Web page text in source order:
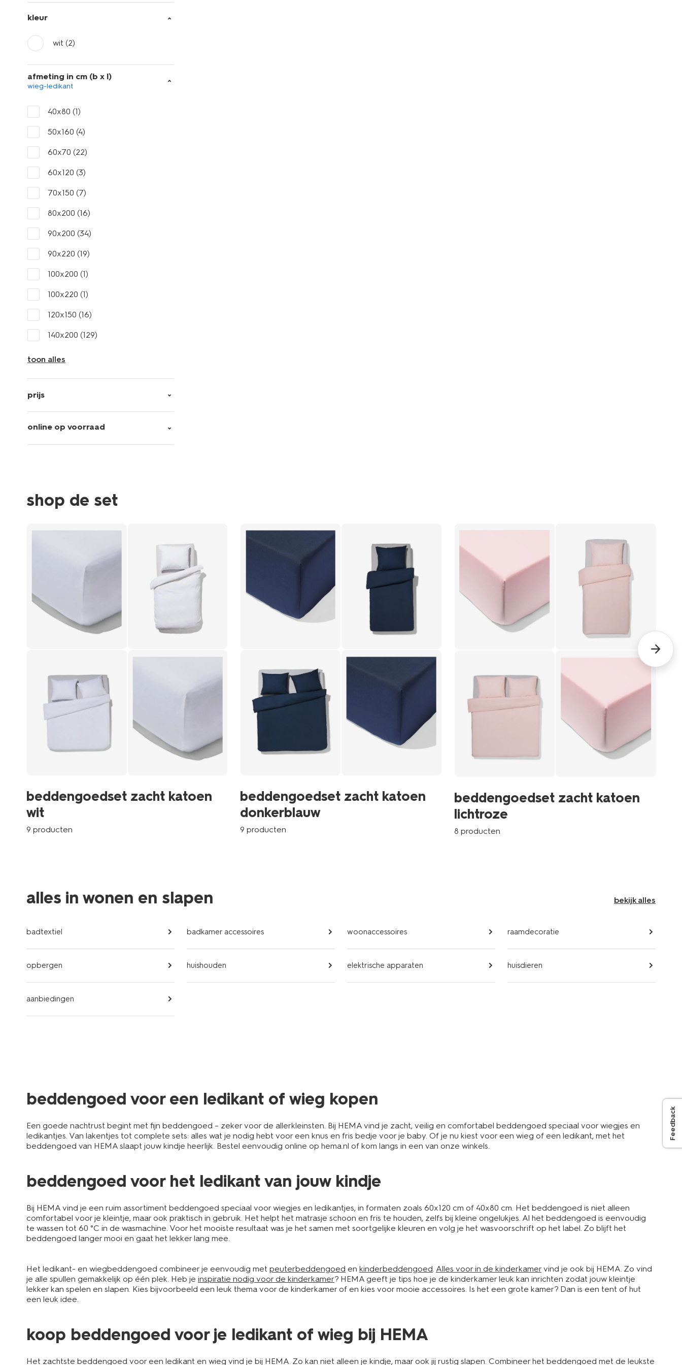
kleur
wit (2)
afmeting in cm (b x l)
wieg-ledikant
40x80 (1)
50x160 (4)
60x70 (22)
60x120 (3)
70x150 (7)
80x200 (16)
90x200 (34)
90x220 (19)
100x200 (1)
100x220 (1)
120x150 (16)
140x200 (129)
toon alles
prijs
online op voorraad
Feedback
shop de set
beddengoedset zacht katoen
wit
9 producten
beddengoedset zacht katoen
donkerblauw
9 producten
beddengoedset zacht katoen
lichtroze
8 producten
alles in wonen en slapen bekijk alles
badtextiel badkamer accessoires woonaccessoires raamdecoratie
opbergen huishouden elektrische apparaten huisdieren
aanbiedingen
beddengoed voor een ledikant of wieg kopen
Een goede nachtrust begint met fijn beddengoed – zeker voor de allerkleinsten. Bij HEMA vind je zacht, veilig en comfortabel beddengoed speciaal voor wiegjes en
ledikantjes. Van lakentjes tot complete sets: alles wat je nodig hebt voor een knus en fris bedje voor je baby. Of je nu kiest voor een wieg of een ledikant, met het
beddengoed van HEMA slaapt jouw kindje heerlijk. Bestel eenvoudig online op hema.nl of kom langs in een van onze winkels.
beddengoed voor het ledikant van jouw kindje
Bij HEMA vind je een ruim assortiment beddengoed speciaal voor wiegjes en ledikantjes, in formaten zoals 60x120 cm of 40x80 cm. Het beddengoed is niet alleen
comfortabel voor je kleintje, maar ook praktisch in gebruik. Het helpt het matrasje schoon en fris te houden, zelfs bij kleine ongelukjes. Al het beddengoed is eenvoudig
te wassen tot 60 °C in de wasmachine. Voor het mooiste resultaat was je het samen met soortgelijke kleuren en volg je het wasvoorschrift op het label. Zo blijft het
beddengoed langer mooi en gaat het lekker lang mee.
Het ledikant- en wiegbeddengoed combineer je eenvoudig met peuterbeddengoed en kinderbeddengoed Alles voor in de kinderkamer vind je ook bij HEMA. Zo vind
je alle spullen gemakkelijk op één plek. Heb je inspiratie nodig voor de kinderkamer? HEMA geeft je tips hoe je de kinderkamer leuk kan inrichten zodat jouw kleintje
lekker kan spelen en slapen. Kies bijvoorbeeld een leuk thema voor de kinderkamer of en kies voor mooie accessoires. Is het een grote kamer? Dan is een tent of hut
een leuk idee.
koop beddengoed voor je ledikant of wieg bij HEMA
Het zachtste beddengoed voor een ledikant en wieg vind je bij HEMA. Zo kan niet alleen je kindje, maar ook jij rustig slapen. Combineer het beddengoed met de leukste